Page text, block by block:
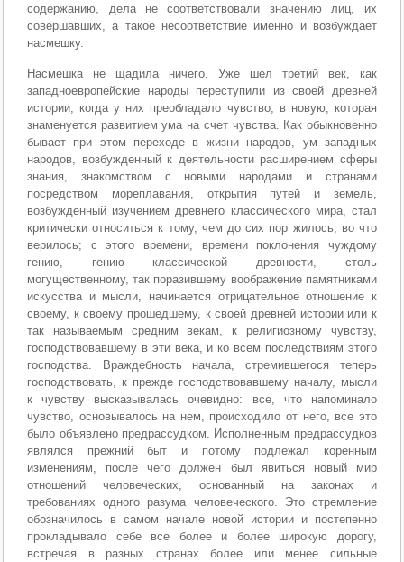
содержанию, дела не соответствовали значению лиц, их
совершавших, а такое несоответствие именно и возбуждает
насмешку.
Насмешка не щадила ничего. Уже шел третий век, как
западноевропейские народы переступили из своей древней
истории, когда у них преобладало чувство, в новую, которая
знаменуется развитием ума на счет чувства. Как обыкновенно
бывает при этом переходе в жизни народов, ум западных
народов, возбужденный к деятельности расширением сферы
знания, знакомством с новыми народами и странами
посредством мореплавания, открытия путей и земель,
возбужденный изучением древнего классического мира, стал
критически относиться к тому, чем до сих пор жилось, во что
верилось; с этого времени, времени поклонения чуждому
гению, гению классической древности, столь
могущественному, так поразившему воображение памятниками
искусства и мысли, начинается отрицательное отношение к
своему, к своему прошедшему, к своей древней истории или к
так называемым средним векам, к религиозному чувству,
господствовавшему в эти века, и ко всем последствиям этого
господства. Враждебность начала, стремившегося теперь
господствовать, к прежде господствовавшему началу, мысли
к чувству высказывалась очевидно: все, что напоминало
чувство, основывалось на нем, происходило от него, все это
было объявлено предрассудком. Исполненным предрассудков
являлся прежний быт и потому подлежал коренным
изменениям, после чего должен был явиться новый мир
отношений человеческих, основанный на законах и
требованиях одного разума человеческого. Это стремление
обозначилось в самом начале новой истории и постепенно
прокладывало себе все более и более широкую дорогу,
встречая в разных странах более или менее сильные